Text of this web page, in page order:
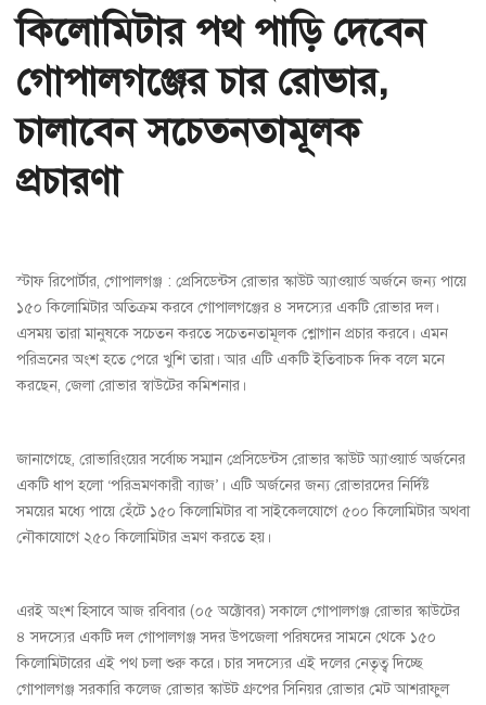
কিলোমিটার পথ পাড়ি দেবেন
গোপালগঞ্জের চার রোভার,
চালাবেন সচেতনতামূলক
প্রচারণা
স্টাফ রিপোর্টার, গোপালগঞ্জ : প্রেসিডেন্টস রোভার স্কাউট অ্যাওয়ার্ড অর্জনে জন্য পায়ে
১৫০ কিলোমিটার অতিক্রম করবে গোপালগঞ্জের ৪ সদস্যের একটি রোভার দল।
এসময় তারা মানুষকে সচেতন করতে সচেতনতামূলক শ্লোগান প্রচার করবে। এমন
পরিভ্রনের অংশ হতে পেরে খুশি তারা। আর এটি একটি ইতিবাচক দিক বলে মনে
করছেন, জেলা রোভার স্বাউটের কমিশনার।
জানাগেছে, রোভারিংয়ের সর্বোচ্চ সম্মান প্রেসিডেন্টস রোভার স্কাউট অ্যাওয়ার্ড অর্জনের
একটি ধাপ হলো ‘পরিভ্রমণকারী ব্যাজ’। এটি অর্জনের জন্য রোভারদের নির্দিষ্ট
সময়ের মধ্যে পায়ে হেঁটে ১৫০ কিলোমিটার বা সাইকেলযোগে ৫০০ কিলোমিটার অথবা
নৌকাযোগে ২৫০ কিলোমিটার ভ্রমণ করতে হয়।
এরই অংশ হিসাবে আজ রবিবার (০৫ অক্টোবর) সকালে গোপালগঞ্জ রোভার স্কাউটের
৪ সদস্যের একটি দল গোপালগঞ্জ সদর উপজেলা পরিষদের সামনে থেকে ১৫০
কিলোমিটারের এই পথ চলা শুরু করে। চার সদস্যের এই দলের নেতৃত্ব দিচ্ছে
গোপালগঞ্জ সরকারি কলেজ রোভার স্কাউট গ্রুপের সিনিয়র রোভার মেট আশরাফুল